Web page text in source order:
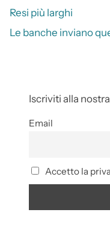
Resi più larghi
Le banche inviano
Iscriviti alla
Email
Accetto la